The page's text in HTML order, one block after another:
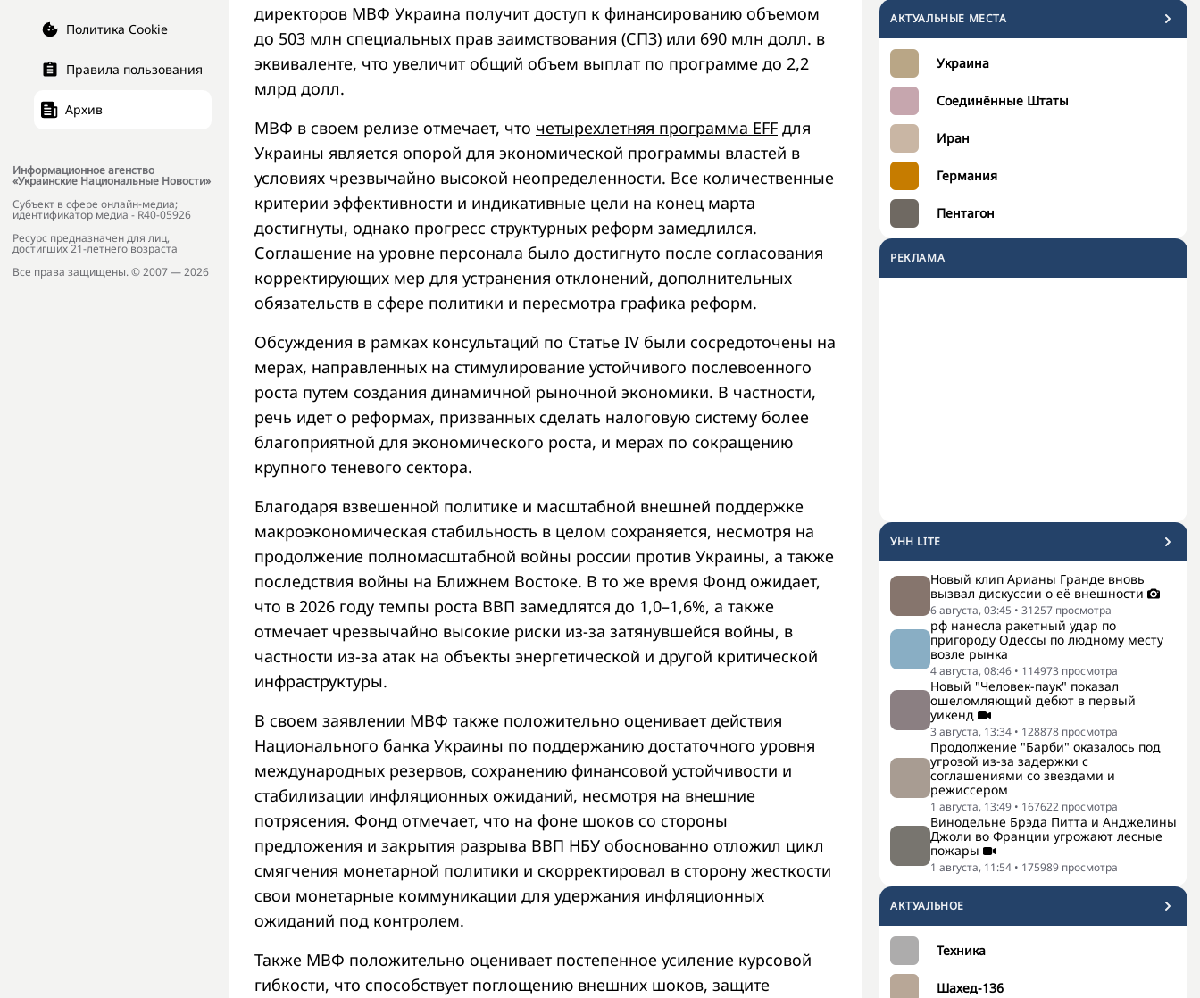
Политика Cookie
Правила пользования
Архив
Информационное агенство
«Украинские Национальные Новости»
Субъект в сфере онлайн-медиа;
идентификатор медиа - R40-05926
Ресурс предназначен для лиц,
достигших 21-летнего возраста
Все права защищены. © 2007 — 2026
АКТУАЛЬНЫЕ МЕСТА
Украина
Соединённые Штаты
Иран
Германия
Пентагон
РЕКЛАМА
УНН LITE
Новый клип Арианы Гранде вновь
вызвал дискуссии о её внешности
6 августа, 03:45 • 31257 просмотра
рф нанесла ракетный удар по
пригороду Одессы по людному месту
возле рынка
4 августа, 08:46 • 114973 просмотра
Новый "Человек-паук" показал
ошеломляющий дебют в первый
уикенд
3 августа, 13:34 • 128878 просмотра
Продолжение "Барби" оказалось под
угрозой из-за задержки с
соглашениями со звездами и
режиссером
1 августа, 13:49 • 167622 просмотра
Винодельне Брэда Питта и Анджелины
Джоли во Франции угрожают лесные
пожары
1 августа, 11:54 • 175989 просмотра
АКТУАЛЬНОЕ
Техника
Шахед-136
директоров МВФ Украина получит доступ к финансированию объемом
до 503 млн специальных прав заимствования (СПЗ) или 690 млн долл. в
эквиваленте, что увеличит общий объем выплат по программе до 2,2
млрд долл.
МВФ в своем релизе отмечает, что четырехлетняя программа EFF для
Украины является опорой для экономической программы властей в
условиях чрезвычайно высокой неопределенности. Все количественные
критерии эффективности и индикативные цели на конец марта
достигнуты, однако прогресс структурных реформ замедлился.
Соглашение на уровне персонала было достигнуто после согласования
корректирующих мер для устранения отклонений, дополнительных
обязательств в сфере политики и пересмотра графика реформ.
Обсуждения в рамках консультаций по Статье IV были сосредоточены на
мерах, направленных на стимулирование устойчивого послевоенного
роста путем создания динамичной рыночной экономики. В частности,
речь идет о реформах, призванных сделать налоговую систему более
благоприятной для экономического роста, и мерах по сокращению
крупного теневого сектора.
Благодаря взвешенной политике и масштабной внешней поддержке
макроэкономическая стабильность в целом сохраняется, несмотря на
продолжение полномасштабной войны россии против Украины, а также
последствия войны на Ближнем Востоке. В то же время Фонд ожидает,
что в 2026 году темпы роста ВВП замедлятся до 1,0–1,6%, а также
отмечает чрезвычайно высокие риски из-за затянувшейся войны, в
частности из-за атак на объекты энергетической и другой критической
инфраструктуры.
В своем заявлении МВФ также положительно оценивает действия
Национального банка Украины по поддержанию достаточного уровня
международных резервов, сохранению финансовой устойчивости и
стабилизации инфляционных ожиданий, несмотря на внешние
потрясения. Фонд отмечает, что на фоне шоков со стороны
предложения и закрытия разрыва ВВП НБУ обоснованно отложил цикл
смягчения монетарной политики и скорректировал в сторону жесткости
свои монетарные коммуникации для удержания инфляционных
ожиданий под контролем.
Также МВФ положительно оценивает постепенное усиление курсовой
гибкости, что способствует поглощению внешних шоков, защите